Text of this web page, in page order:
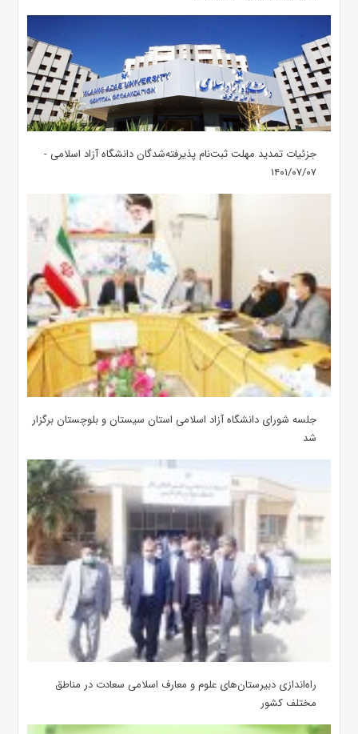
جزئیات تمدید مهلت ثبت‌نام پذیرفته‌شدگان دانشگاه آزاد اسلامی -
۱۴۰۱/۰۷/۰۷
جلسه شورای دانشگاه آزاد اسلامی استان سیستان و بلوچستان برگزار
شد
‌راه‌اندازی دبیرستان‌های علوم و معارف اسلامی سعادت در مناطق
مختلف کشور